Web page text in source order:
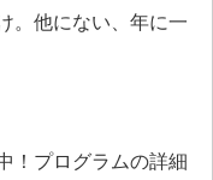
。他にない、年に一
！プログラムの詳細